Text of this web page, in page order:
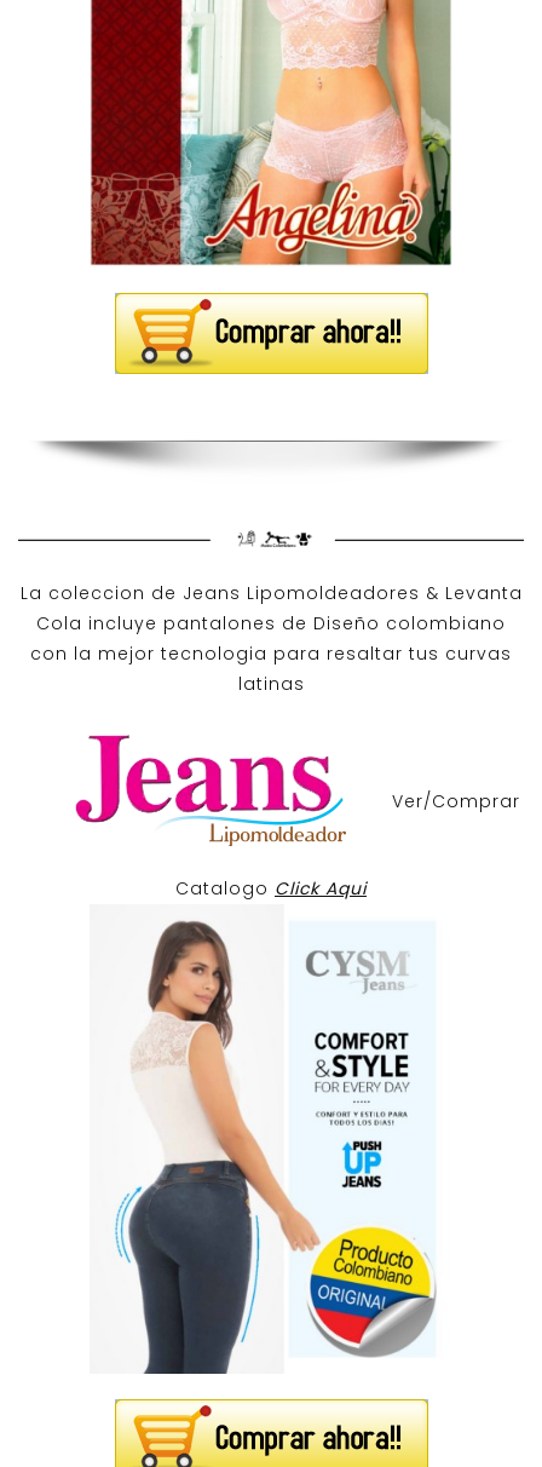
La coleccion de Jeans Lipomoldeadores & Levanta
Cola incluye pantalones de Diseño colombiano
con la mejor tecnologia para resaltar tus curvas
latinas
Ver/Comprar
Catalogo Click Aqui